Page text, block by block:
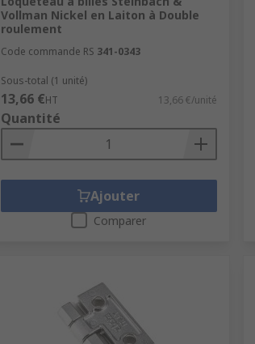
Vollman Nickel en Laiton à Double
roulement
Code commande RS 341-0343
Sous-total (1 unité)
13,66 €HT 13,66 €/unité
Quantité
Ajouter
Comparer